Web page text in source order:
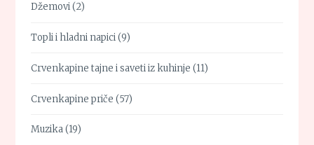
Džemovi(2)
Topli i hladni napici(9)
Crvenkapine tajne i saveti iz kuhinje (11)
Crvenkapine priče (57)
Muzika(19)